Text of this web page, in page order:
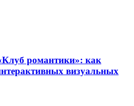
романтики»: как
визуальных